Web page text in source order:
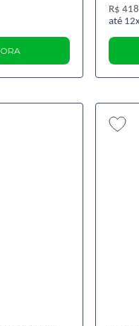
R$
12x